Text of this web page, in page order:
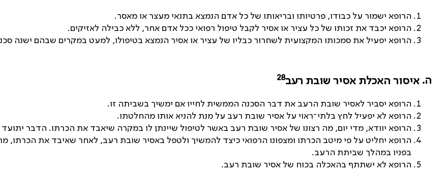
הרופא ישמור על כבודו, פרטיותו ובריאותו של כל אדם הנמצא בתנאי מעצר או מאסר.
הרופא יכבד את זכותו של כל עציר או אסיר לקבל טיפול רפואי ככל אדם אחר, ללא כבילה לאזיקים.
הרופא יפעיל את סמכותו המקצועית לשחרור כבליו של עציר או אסיר הנמצא בטיפולו, למעט במקרים שבהם ישנה
ה.איסור האכלת אסיר שובת רעב28
הרופא יסביר לאסיר שובת הרעב את דבר הסכנה הממשית לחייו אם ימשיך בשביתה זו.
הרופא לא יפעיל לחץ בלתי־ראוי על אסיר שובת רעב על מנת להניא אותו מהחלטתו.
הרופא יוודא, מדי יום, מה רצונו של אסיר שובת רעב באשר לטיפול שיינתן לו במקרה שיאבד את הכרתו. הדבר
הרופא יחליט על פי מיטב הכרתו ומצפונו הרפואי כיצד להמשיך ולטפל באסיר שובת רעב, לאחר שאיבד את הכרתו,
בפניו במהלך שביתת הרעב.
הרופא לא ישתתף בהאכלה בכוח של אסיר שובת רעב.